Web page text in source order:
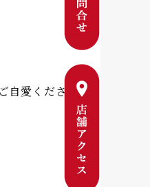
自愛くださ